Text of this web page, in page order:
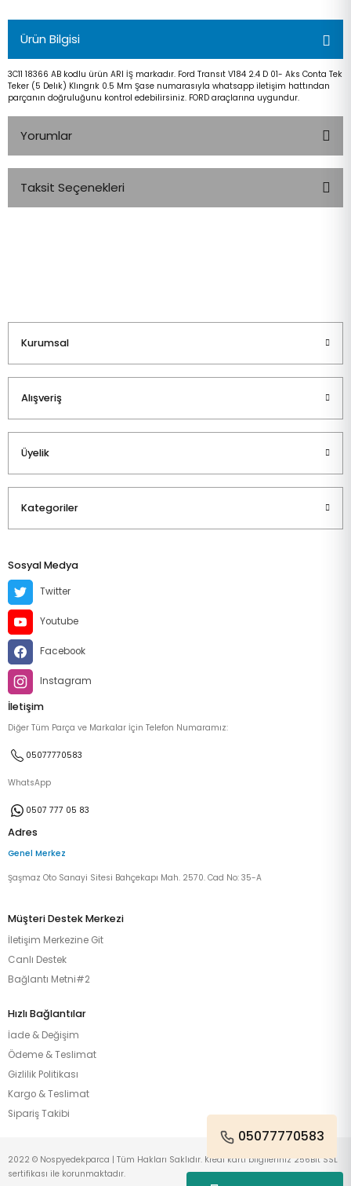
Ürün Bilgisi
3C11 18366 AB kodlu ürün ARI İŞ markadır. Ford Transıt V184 2.4 D 01- Aks Conta Tek
Teker (5 Delık) Klıngrık 0.5 Mm Şase numarasıyla whatsapp iletişim hattından
parçanın doğruluğunu kontrol edebilirsiniz. FORD araçlarına uygundur.
Yorumlar
Taksit Seçenekleri
Kurumsal
Alışveriş
Üyelik
Kategoriler
Sosyal Medya
Twitter
Youtube
Facebook
Instagram
İletişim
Diğer Tüm Parça ve Markalar İçin Telefon Numaramız:
05077770583
WhatsApp
0507 777 05 83
Adres
Genel Merkez
Şaşmaz Oto Sanayi Sitesi Bahçekapı Mah. 2570. Cad No: 35-A
Müşteri Destek Merkezi
İletişim Merkezine Git
Canlı Destek
Bağlantı Metni#2
Hızlı Bağlantılar
İade & Değişim
Ödeme & Teslimat
Gizlilik Politikası
Kargo & Teslimat
Sipariş Takibi
05077770583
2022 © Nospyedekparca | Tüm Hakları Saklıdır. Kredi kartı bilgileriniz 256Bit SSL
sertifikası ile korunmaktadır.